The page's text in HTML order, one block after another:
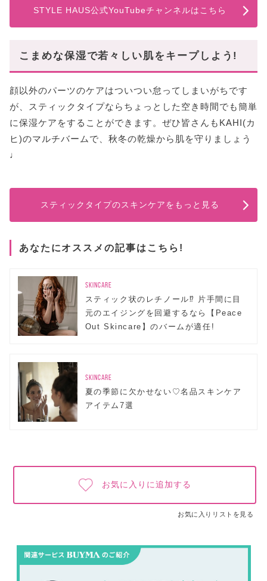
STYLE HAUS公式YouTubeチャンネルはこちら
こまめな保湿で若々しい肌をキープしよう!
顔以外のパーツのケアはついつい怠ってしまいがちです
が、スティックタイプならちょっとした空き時間でも簡単
に保湿ケアをすることができます。ぜひ皆さんもKAHI(カ
ヒ)のマルチバームで、秋冬の乾燥から肌を守りましょう
♩
スティックタイプのスキンケアをもっと見る
あなたにオススメの記事はこちら!
SKINCARE
スティック状のレチノール⁉︎ 片手間に目
元のエイジングを回避するなら【Peace
Out Skincare】のバームが適任!
SKINCARE
夏の季節に欠かせない♡名品スキンケア
アイテム7選
お気に入りに追加する
お気に入りリストを見る